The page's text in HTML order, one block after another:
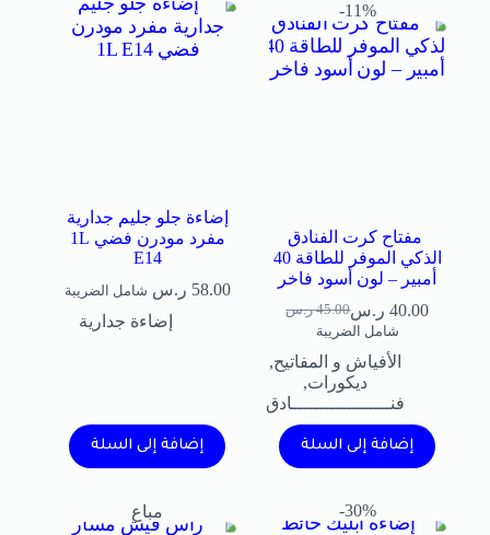
11%-
مفتاح كرت الفنادق
الذكي الموفر للطاقة 40
أمبير – لون أسود فاخر
45.00 ر.س 40.00 ر.س
شامل الضريبة
الأفياش و المفاتيح,
ديكورات,
فنــــــــــــــــــادق
إضافة إلى السلة
إضاءة جلو جليم جدارية
مفرد مودرن فضي 1L
E14
58.00 ر.س شامل الضريبة
إضاءة جدارية
إضافة إلى السلة
30%- مباع